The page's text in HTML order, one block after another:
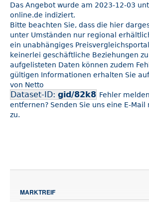
Das Angebot wurde am 2023-12-03
online.de indiziert.
Bitte beachten Sie, dass die hier
unter Umständen nur regional
ein unabhängiges
keinerlei geschäftliche Beziehungen
aufgelisteten Daten können zudem
gültigen Informationen erhalten Sie
von Netto
Dataset-ID: gid/82k8 Fehler
entfernen? Senden Sie uns eine E-Mail
zu.
MARKTREIF